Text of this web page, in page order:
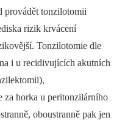
provádět tonzilotomii
rizik krvácení
Tonzilotomie dle
i u recidivujících akutních
za horka u peritonzilárního
oboustranně pak jen